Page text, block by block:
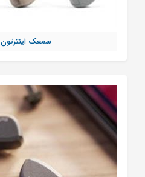
سمعک اینترتون Interton